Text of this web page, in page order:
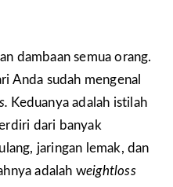
dambaan semua orang.
Anda sudah mengenal
Keduanya adalah istilah
dari banyak
jaringan lemak, dan
adalah weightloss